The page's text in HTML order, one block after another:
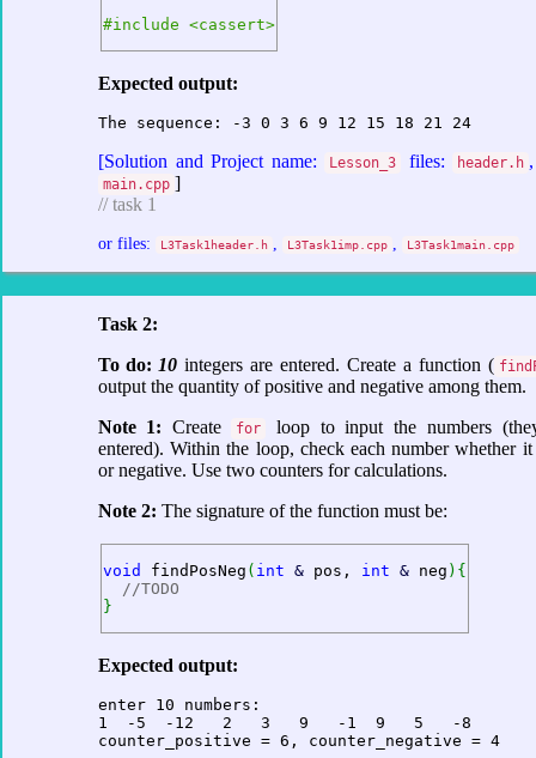
#include <cassert>
Expected output:
The sequence: -3 0 3 6 9 12 15 18 21 24
[Solution and Project name: Lesson_3 files: header.h
main.cpp ]
// task 1
or files: L3Task1header.h , L3Task1imp.cpp , L3Task1main.cpp
Task 2:
To do: 10 integers are entered. Create a function (
output the quantity of positive and negative among them.
Note 1: Create for
loop to input the numbers
entered). Within the loop, check each number whether
or negative. Use two counters for calculations.
Note 2: The signature of the function must be:
void findPosNeg ( int & pos, int & neg ) {
//TODO
}
Expected output:
enter 10 numbers:
1  -5  -12   2   3   9   -1  9   5   -8
counter_positive = 6, counter_negative = 4